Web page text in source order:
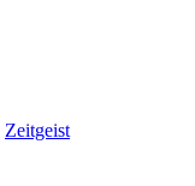
Zeitgeist